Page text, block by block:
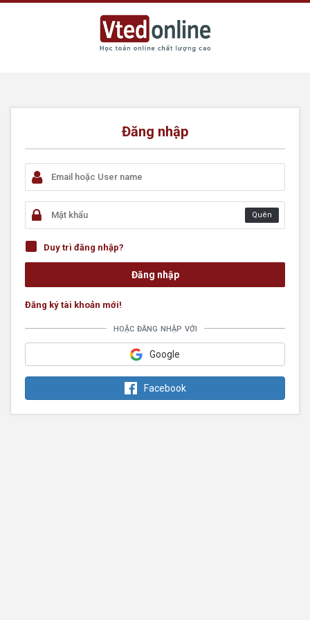
Đăng nhập
Quên
Duy trì đăng nhập?
Đăng ký tài khoản mới!
hoặc đăng nhập với
Google
Facebook